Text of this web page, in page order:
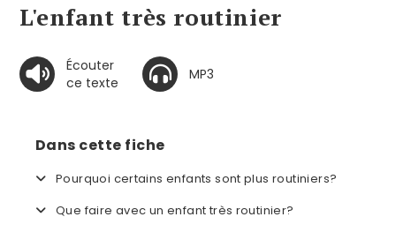
L'enfant très routinier
Écouter
ce texte
MP3
Dans cette fiche
Pourquoi certains enfants sont plus routiniers?
Que faire avec un enfant très routinier?